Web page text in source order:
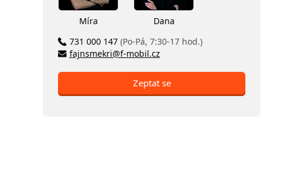
Míra
Dana
731 000 147 (Po-Pá, 7:30-17 hod.)
fajnsmekri@f-mobil.cz
Zeptat se